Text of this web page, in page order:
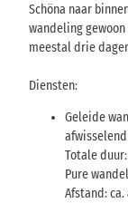
Schöna naar
wandeling
meestal drie
Diensten:
Geleide
Totale
Pure
Afstand: ca.